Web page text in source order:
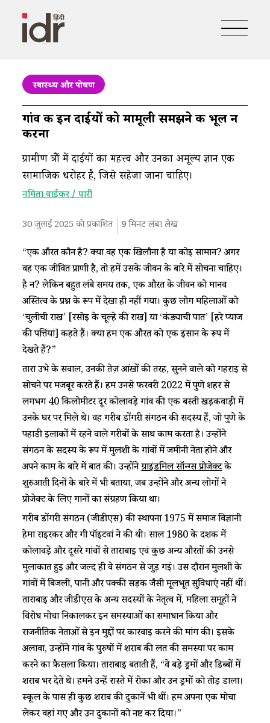
स्वास्थ्य और पोषण
गांव की इन दाईयों को मामूली समझने की भूल न
करना
ग्रामीण क्षेत्रों में दाईयों का महत्त्व और उनका अमूल्य ज्ञान एक
सामाजिक धरोहर है, जिसे सहेजा जाना चाहिए।
नमिता वाईकर / पारी
30 जुलाई 2025 को प्रकाशित 9मिनट लंबा लेख
“एक औरत कौन है? क्या वह एक खिलौना है या कोई सामान? अगर
वह एक जीवित प्राणी है, तो हमें उसके जीवन के बारे में सोचना चाहिए।
है न? लेकिन बहुत लंबे समय तक, एक औरत के जीवन को मानव
अस्तित्व के प्रश्न के रूप में देखा ही नहीं गया। कुछ लोग महिलाओं को
‘चुलीची राख’ [रसोई के चूल्हे की राख] या ‘कंड्याची पात’ [हरे प्याज
की पत्तियां] कहते हैं। क्या हम एक औरत को एक इंसान के रूप में
देखते हैं?”
तारा उभे के सवाल, उनकी तेज़ आंखों की तरह, सुनने वाले को गहराई से
सोचने पर मजबूर करते हैं। हम उनसे फरवरी 2022 में पुणे शहर से
लगभग 40 किलोमीटर दूर कोलावड़े गांव की एक बस्ती खड़कवाड़ी में
उनके घर पर मिले थे। वह गरीब डोंगरी संगठन की सदस्य हैं, जो पुणे के
पहाड़ी इलाकों में रहने वाले गरीबों के साथ काम करता है। उन्होंने
संगठन के सदस्य के रूप में मुलशी के गांवों में जमीनी नेता होने और
अपने काम के बारे में बात की। उन्होंनेग्राइंडमिल सॉन्ग्स प्रोजेक्टके
शुरुआती दिनों के बारे में भी बताया, जब उन्होंने और अन्य लोगों ने
प्रोजेक्ट के लिए गानों का संग्रहण किया था।
गरीब डोंगरी संगठन (जीडीएस) की स्थापना 1975 में समाज विज्ञानी
हेमा राइरकर और गी पॉइटवां ने की थी। साल 1980 के दशक में
कोलावड़े और दूसरे गांवों से ताराबाई एवं कुछ अन्य औरतों की उनसे
मुलाकात हुई और जल्द ही वे संगठन से जुड़ गईं। उस दौरान मुलशी के
गांवों में बिजली, पानी और पक्की सड़क जैसी मूलभूत सुविधाएं नहीं थीं।
ताराबाई और जीडीएस के अन्य सदस्यों के नेतृत्व में, महिला समूहों ने
विरोध मोर्चा निकालकर इन समस्याओं का समाधान किया और
राजनीतिक नेताओं से इन मुद्दों पर कार्रवाई करने की मांग की। इसके
अलावा, उन्होंने गांव के पुरुषों में शराब की लत की समस्या पर काम
करने का फ़ैसला किया। ताराबाई बताती हैं, “वे बड़े ड्रमों और डिब्बों में
शराब भर देते थे। हमने उन्हें रास्ते में रोका और उन ड्रमों को तोड़ डाला।
स्कूल के पास ही कुछ शराब की दुकानें भी थीं। हम अपना एक मोर्चा
लेकर वहां गए और उन दुकानों को नष्ट कर दिया।”